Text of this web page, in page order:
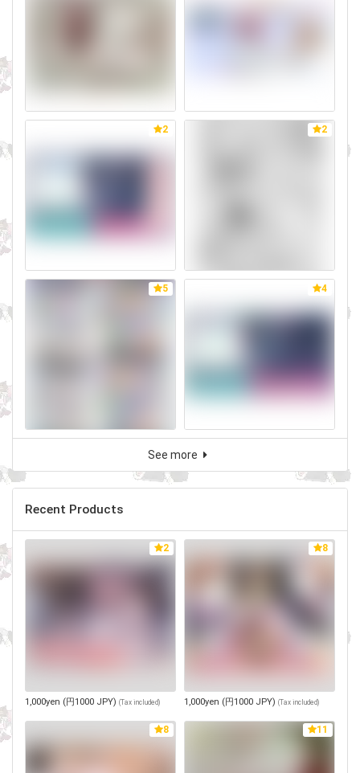
2 2
5 4
See more
Recent Products
2
1,000yen (円1000 JPY) (Tax included)
8
1,000yen (円1000 JPY) (Tax included)
8 11